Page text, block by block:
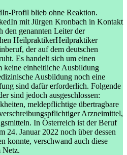
Profil blieb ohne Reaktion.
mit Jürgen Kronbach in Kontakt
den genannten Leiter der
HeilpraktikerHeilpraktiker
der auf dem deutschen
Es handelt sich um einen
keine einheitliche Ausbildung
Ausbildung noch eine
sind dafür erforderlich. Folgende
sind jedoch ausgeschlossen:
meldepflichtige übertragbare
Arzneimittel,
In Österreich ist der Beruf
24. Januar 2022 noch über dessen
konnte, verschwand auch diese
Netz.